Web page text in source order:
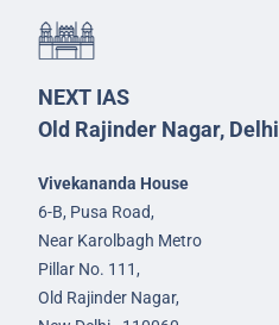
NEXT IAS
Old Rajinder Nagar, Delhi
Vivekananda House
6-B, Pusa Road,
Near Karolbagh Metro
Pillar No. 111,
Old Rajinder Nagar,